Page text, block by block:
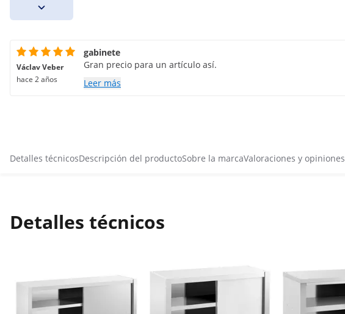
Václav Veber
hace 2 años
gabinete
Gran precio para un artículo así.
Leer más
Detalles técnicosDescripción del productoSobre la marcaValoraciones y opiniones
Detalles técnicos